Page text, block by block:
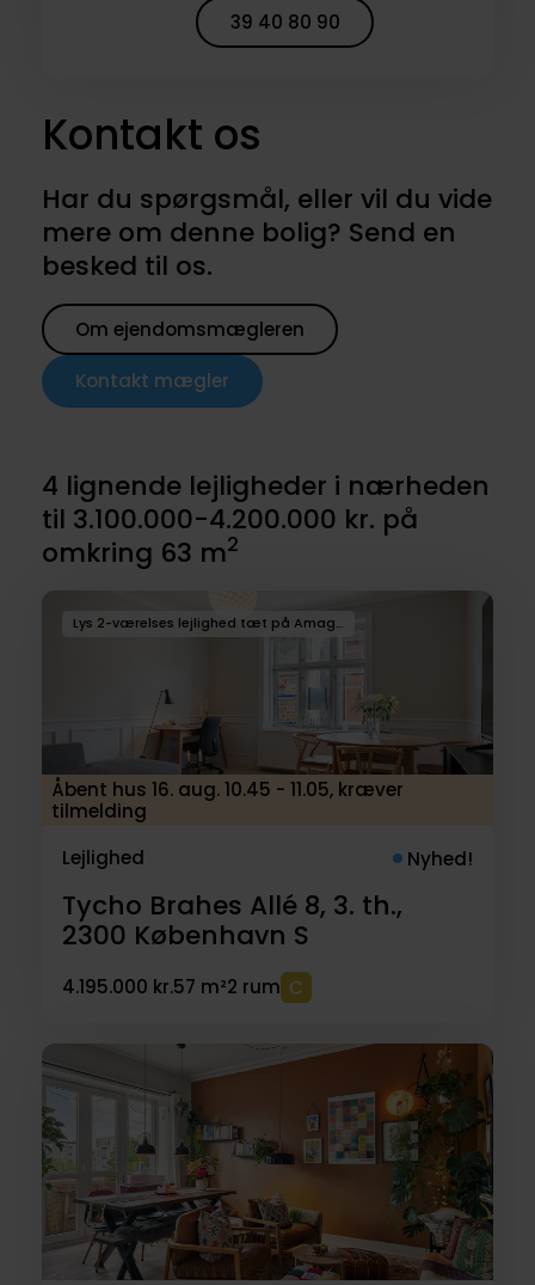
39 40 80 90
Kontakt os
Har du spørgsmål, eller vil du vide
mere om denne bolig? Send en
besked til os.
Om ejendomsmægleren
Kontakt mægler
4 lignende lejligheder i nærheden
til 3.100.000-4.200.000 kr. på
omkring 63 m2
Lys 2-værelses lejlighed tæt på Amagerbro
Åbent hus 16. aug. 10.45 - 11.05, kræver
tilmelding
Lejlighed
Nyhed!
Tycho Brahes Allé 8, 3. th.,
2300 København S
4.195.000 kr.57 m²2 rum